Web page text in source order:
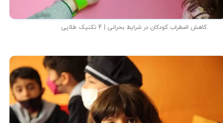
کاهش اضطراب کودکان در شرایط بحرانی | 4 تکنیک طلایی